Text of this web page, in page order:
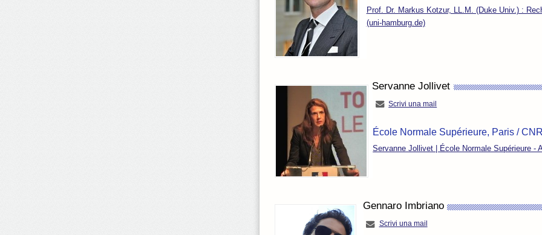
Prof. Dr. Markus Kotzur, LL.M. (Duke Univ.) :
(uni-hamburg.de)
Servanne Jollivet
Scrivi una mail
École Normale Supérieure, Paris /
Servanne Jollivet | École Normale Supérieure -
Gennaro Imbriano
Scrivi una mail